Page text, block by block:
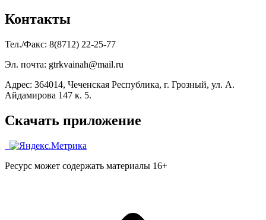
Контакты
Тел./Факс: 8(8712) 22-25-77
Эл. почта: gtrkvainah@mail.ru
Адрес: 364014, Чеченская Республика, г. Грозный, ул. А.
Айдамирова 147 к. 5.
Скачать приложение
Ресурс может содержать материалы 16+